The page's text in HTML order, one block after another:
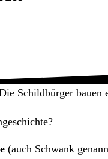
Schildbürger bauen
(auch Schwank